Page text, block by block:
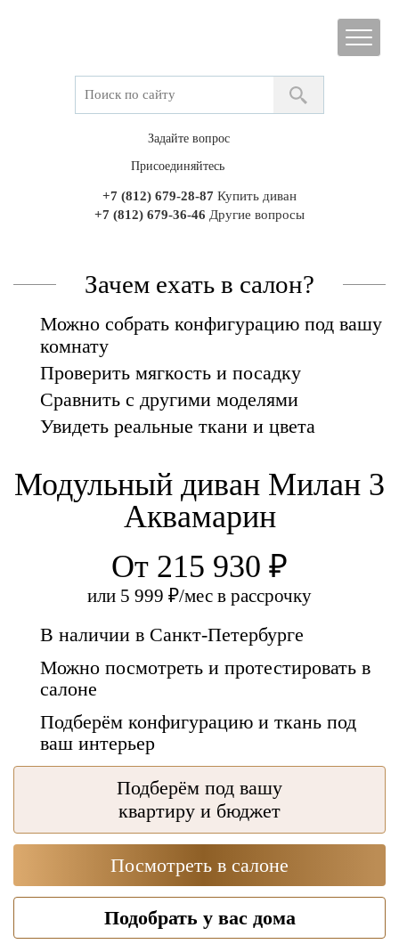
Задайте вопрос
Присоединяйтесь
+7 (812) 679-28-87 Купить диван
+7 (812) 679-36-46 Другие вопросы
Зачем ехать в салон?
Можно собрать конфигурацию под вашу
комнату
Проверить мягкость и посадку
Сравнить с другими моделями
Увидеть реальные ткани и цвета
Модульный диван Милан 3
Аквамарин
От 215 930 ₽
или 5 999 ₽/мес в рассрочку
В наличии в Санкт-Петербурге
Можно посмотреть и протестировать в
салоне
Подберём конфигурацию и ткань под
ваш интерьер
Подберём под вашу
квартиру и бюджет
Посмотреть в салоне
Подобрать у вас дома